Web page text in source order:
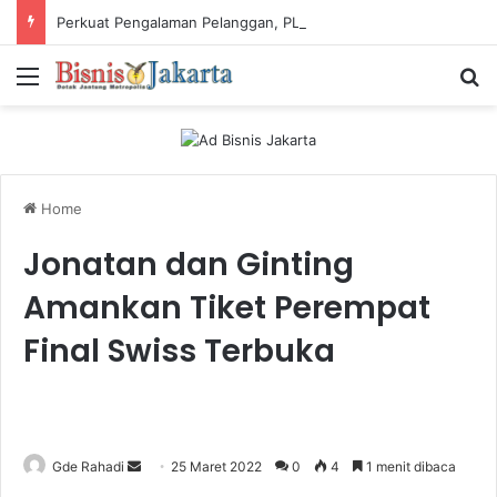
Menu
Home
Jonatan dan Ginting
Amankan Tiket Perempat
Final Swiss Terbuka
Gde Rahadi 25 Maret 2022 0 4 1 menit dibaca